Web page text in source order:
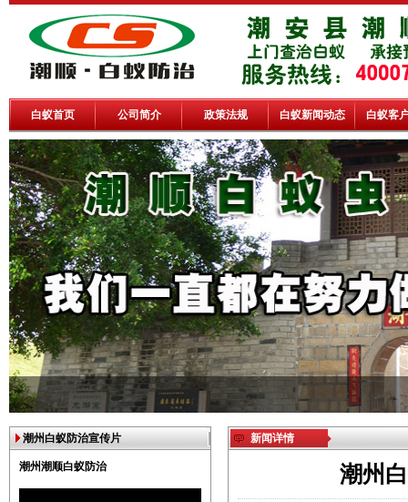
白蚁首页 公司简介 政策法规 白蚁新闻动态 白蚁客
潮州白蚁防治宣传片
潮州潮顺白蚁防治
新闻详情
潮州